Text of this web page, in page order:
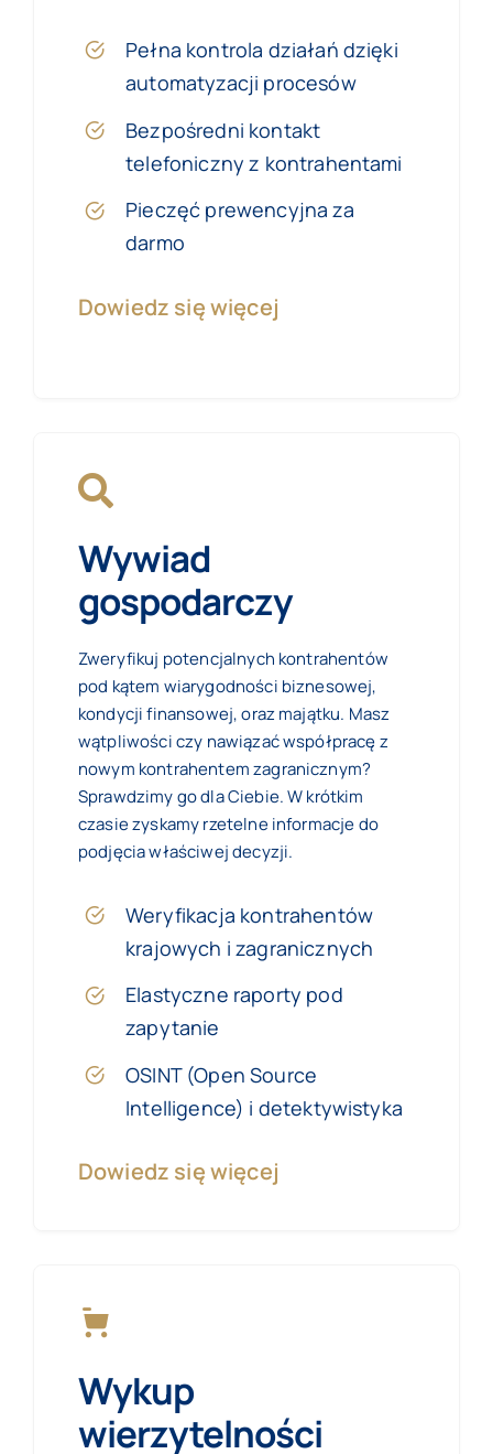
Pełna kontrola działań dzięki
automatyzacji procesów
Bezpośredni kontakt
telefoniczny z kontrahentami
Pieczęć prewencyjna za
darmo
Dowiedz się więcej
Wywiad
gospodarczy
Zweryfikuj potencjalnych kontrahentów
pod kątem wiarygodności biznesowej,
kondycji finansowej, oraz majątku. Masz
wątpliwości czy nawiązać współpracę z
nowym kontrahentem zagranicznym?
Sprawdzimy go dla Ciebie. W krótkim
czasie zyskamy rzetelne informacje do
podjęcia właściwej decyzji.
Weryfikacja kontrahentów
krajowych i zagranicznych
Elastyczne raporty pod
zapytanie
OSINT (Open Source
Intelligence) i detektywistyka
Dowiedz się więcej
Wykup
wierzytelności